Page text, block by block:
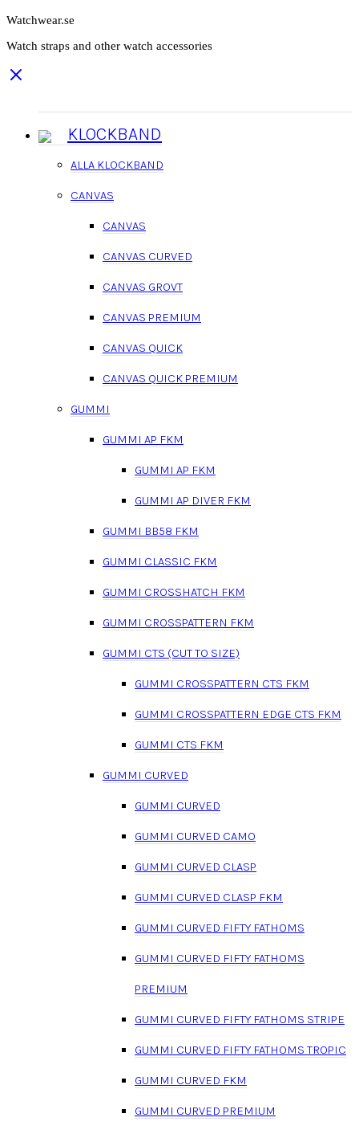
Watchwear.se
Watch straps and other watch accessories
KLOCKBAND
ALLA KLOCKBAND
CANVAS
CANVAS
CANVAS CURVED
CANVAS GROVT
CANVAS PREMIUM
CANVAS QUICK
CANVAS QUICK PREMIUM
GUMMI
GUMMI AP FKM
GUMMI AP FKM
GUMMI AP DIVER FKM
GUMMI BB58 FKM
GUMMI CLASSIC FKM
GUMMI CROSSHATCH FKM
GUMMI CROSSPATTERN FKM
GUMMI CTS (CUT TO SIZE)
GUMMI CROSSPATTERN CTS FKM
GUMMI CROSSPATTERN EDGE CTS FKM
GUMMI CTS FKM
GUMMI CURVED
GUMMI CURVED
GUMMI CURVED CAMO
GUMMI CURVED CLASP
GUMMI CURVED CLASP FKM
GUMMI CURVED FIFTY FATHOMS
GUMMI CURVED FIFTY FATHOMS
PREMIUM
GUMMI CURVED FIFTY FATHOMS STRIPE
GUMMI CURVED FIFTY FATHOMS TROPIC
GUMMI CURVED FKM
GUMMI CURVED PREMIUM